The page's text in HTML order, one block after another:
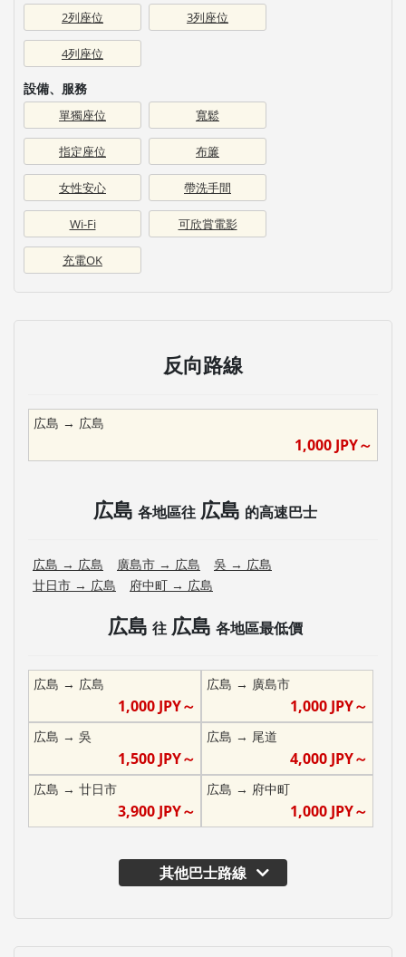
2列座位 3列座位
4列座位
設備、服務
單獨座位 寬鬆
指定座位 布簾
女性安心 帶洗手間
Wi-Fi 可欣賞電影
充電OK
反向路線
広島 → 広島
1,000 JPY～
広島 各地區往 広島 的高速巴士
広島 → 広島 廣島市 → 広島 吳 → 広島
廿日市 → 広島 府中町 → 広島
広島 往 広島 各地區最低價
広島 → 広島
1,000JPY～
広島 → 廣島市
1,000 JPY～
広島 → 吳
1,500JPY～
広島 → 尾道
4,000 JPY～
広島 → 廿日市
3,900JPY～
広島 → 府中町
1,000 JPY～
其他巴士路線